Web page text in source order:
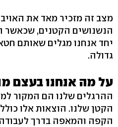
מצב זה מזכיר מאד את
הנשנושים הקטנים, שכאשר
יחד אנחנו מגלים שאותם
גדולה.
על מה אנחנו בעצם
ההרגלים שלנו הם המקור
הקטן שלנו. הוצאות אלו
הקפה והמאפה בדרך